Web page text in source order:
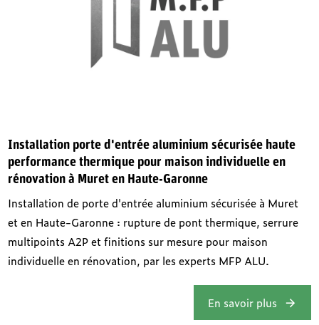
Installation porte d'entrée aluminium sécurisée haute
performance thermique pour maison individuelle en
rénovation à Muret en Haute-Garonne
Installation de porte d'entrée aluminium sécurisée à Muret
et en Haute-Garonne : rupture de pont thermique, serrure
multipoints A2P et finitions sur mesure pour maison
individuelle en rénovation, par les experts MFP ALU.
En savoir plus